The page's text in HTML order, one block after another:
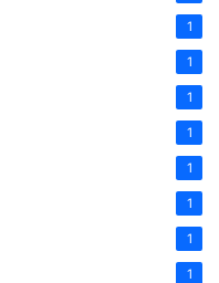
1
1
1
1
1
1
1
1